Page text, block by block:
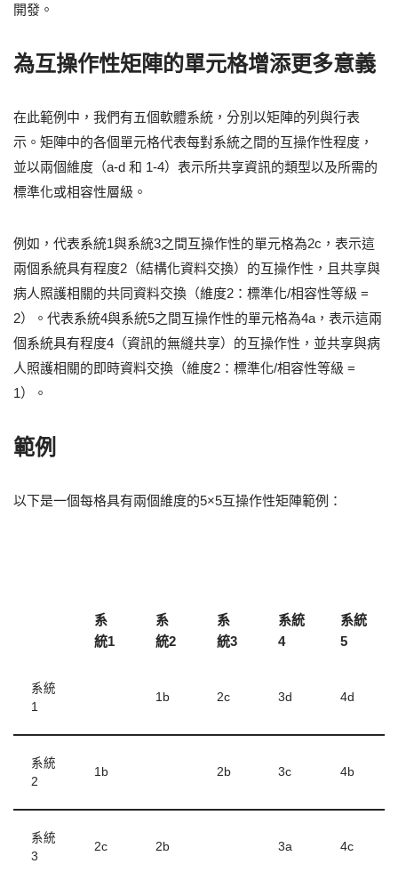
開發。
為互操作性矩陣的單元格增添更多意義
在此範例中，我們有五個軟體系統，分別以矩陣的列與行表
示。矩陣中的各個單元格代表每對系統之間的互操作性程度，
並以兩個維度（a-d 和 1-4）表示所共享資訊的類型以及所需的
標準化或相容性層級。
例如，代表系統1與系統3之間互操作性的單元格為2c，表示這
兩個系統具有程度2（結構化資料交換）的互操作性，且共享與
病人照護相關的共同資料交換（維度2：標準化/相容性等級 =
2）。代表系統4與系統5之間互操作性的單元格為4a，表示這兩
個系統具有程度4（資訊的無縫共享）的互操作性，並共享與病
人照護相關的即時資料交換（維度2：標準化/相容性等級 =
1）。
範例
以下是一個每格具有兩個維度的5×5互操作性矩陣範例：
系
統1
系
統2
系
統3
系統
4
系統
5
系統
1
1b 2c 3d 4d
系統
2
1b 2b 3c 4b
系統
3
2c 2b 3a 4c